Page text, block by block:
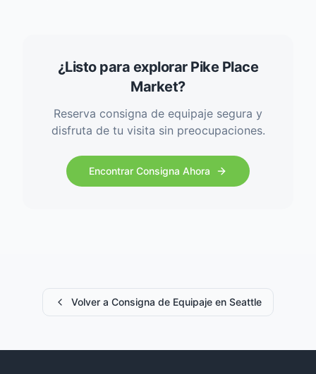
¿Listo para explorar Pike Place
Market?
Reserva consigna de equipaje segura y
disfruta de tu visita sin preocupaciones.
Encontrar Consigna Ahora
Volver a Consigna de Equipaje en Seattle